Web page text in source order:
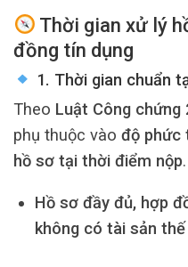
Thời gian xử lý
đồng tín dụng
1. Thời gian chuẩn
Theo Luật Công chứng
phụ thuộc vào độ phức
hồ sơ tại thời điểm nộp.
Hồ sơ đầy đủ, hợp
không có tài sản thế